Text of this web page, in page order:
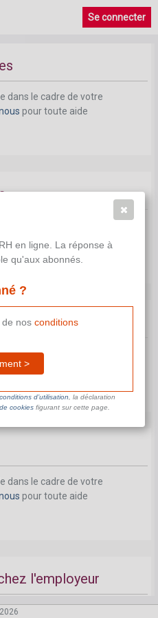
Se connecter
dans le cadre de votre
pour toute aide
dans le cadre de votre
pour toute aide
des étudiants
dans le cadre de votre
pour toute aide
dans le cadre de votre
pour toute aide
l'employeur
dans le cadre de votre
en ligne. La réponse à
qu'aux abonnés.
?
nos conditions
>
conditions d’utilisation , la déclaration
cookiesfigurant sur cette page.